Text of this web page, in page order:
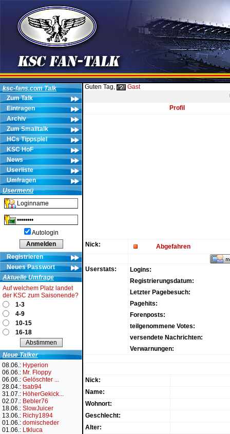
ksc-fans.com Talk
Zum Talk
Eintragen
Archiv
Zum Smalltalk
HCs Tippspiel
KSC HoF
News
Userliste
Umfragen
Usermenü
Autologin
Registrieren
Neues Passwort
Aktuelle Umfrage
Auf welchem Platz landet
der KSC zum Saisonende?
1-3
4-9
10-15
16-18
Neue Talker
08.06.: Hyperion
06.06.: Mr. Floppy
06.06.: Gelöschter ...
28.04.: tsab94
31.07.: HöherGekick...
02.07.: Bebler76
18.06.: SlowJuicer
13.06.: Richy1894
01.06.: domischeder
01.06.: Ltkluca
Guten Tag,
Gast
Profil
Nick: Abgefahren
Userstats:
Logins:
Registrierungsdatum:
Letzter Pagebesuch:
Pagehits:
Forenposts:
teilgenommene Votes:
versendete Nachrichten:
Verwarnungen:
Nick:
Name:
Wohnort:
Geschlecht:
Alter: